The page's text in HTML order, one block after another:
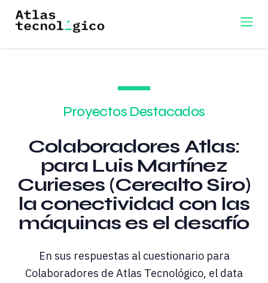
Proyectos Destacados
Colaboradores Atlas:
para Luis Martínez
Curieses (Cerealto Siro)
la conectividad con las
máquinas es el desafío
En sus respuestas al cuestionario para
Colaboradores de Atlas Tecnológico, el data